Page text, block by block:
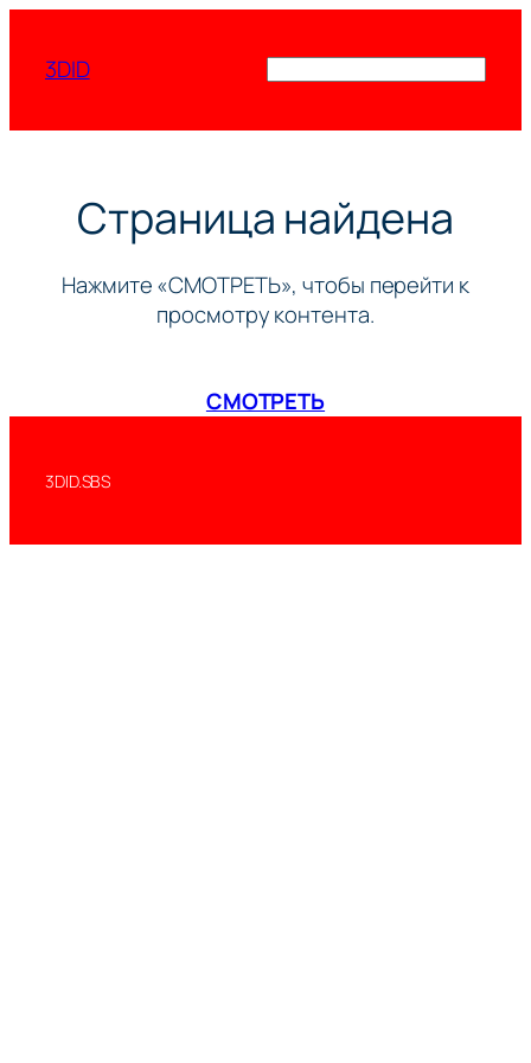
содержимому
3DID
Страница найдена
Нажмите «СМОТРЕТЬ», чтобы перейти к
просмотру контента.
СМОТРЕТЬ
3DID.SBS